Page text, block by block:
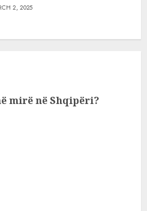
2, 2025
mirë në Shqipëri?